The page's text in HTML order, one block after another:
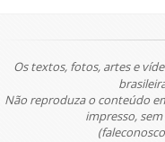
Os textos, fotos, artes e
Não reproduza o conteúdo
impresso,